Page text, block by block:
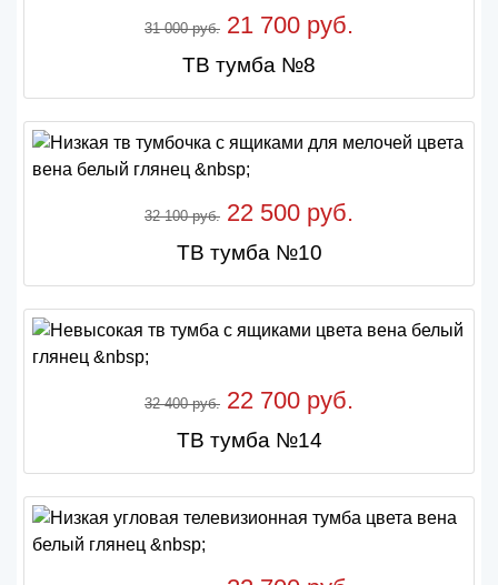
31 000 руб. 21 700 руб.
ТВ тумба №8
32 100 руб. 22 500 руб.
ТВ тумба №10
32 400 руб. 22 700 руб.
ТВ тумба №14